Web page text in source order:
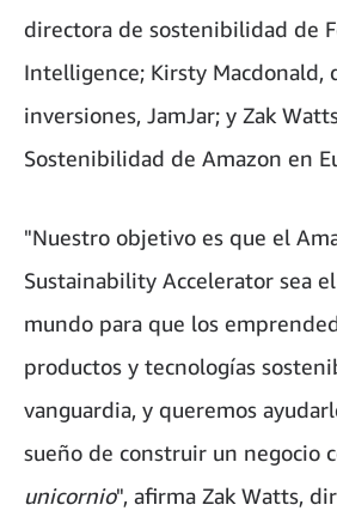
directora de sostenibilidad de
Intelligence; Kirsty Macdonald,
inversiones, JamJar; y Zak
Sostenibilidad de Amazon en
"Nuestro objetivo es que el
Sustainability Accelerator sea
mundo para que los
productos y tecnologías
vanguardia, y queremos
sueño de construir un negocio
unicornio", afirma Zak Watts,